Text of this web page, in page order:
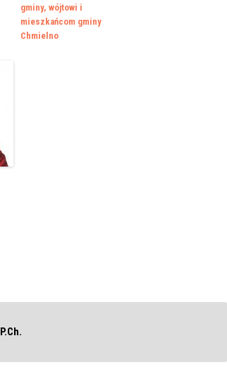
gminy, wójtowi i
mieszkańcom gminy
Chmielno
P.Ch.